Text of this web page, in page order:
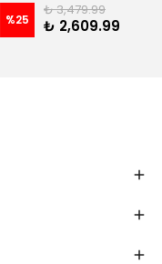
%25
₺ 3,479.99
₺ 2,609.99